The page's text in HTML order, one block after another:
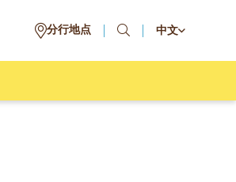
分行地点 中文